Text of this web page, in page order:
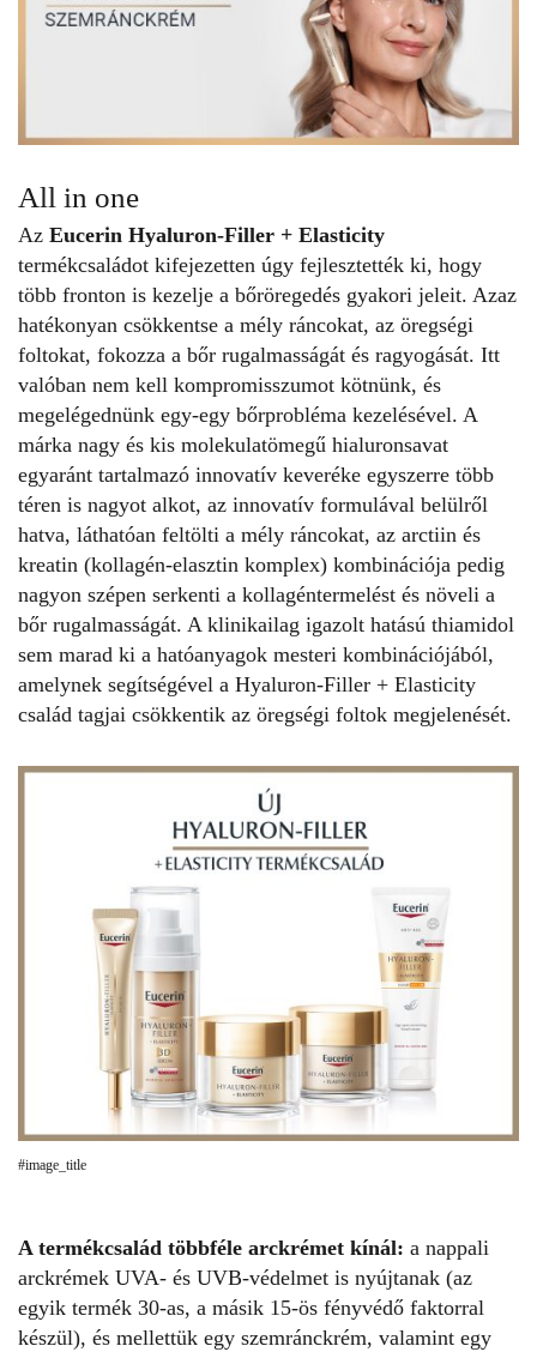
All in one
Az Eucerin Hyaluron-Filler + Elasticity
termékcsaládot kifejezetten úgy fejlesztették ki, hogy
több fronton is kezelje a bőröregedés gyakori jeleit. Azaz
hatékonyan csökkentse a mély ráncokat, az öregségi
foltokat, fokozza a bőr rugalmasságát és ragyogását. Itt
valóban nem kell kompromisszumot kötnünk, és
megelégednünk egy-egy bőrprobléma kezelésével. A
márka nagy és kis molekulatömegű hialuronsavat
egyaránt tartalmazó innovatív keveréke egyszerre több
téren is nagyot alkot, az innovatív formulával belülről
hatva, láthatóan feltölti a mély ráncokat, az arctiin és
kreatin (kollagén-elasztin komplex) kombinációja pedig
nagyon szépen serkenti a kollagéntermelést és növeli a
bőr rugalmasságát. A klinikailag igazolt hatású thiamidol
sem marad ki a hatóanyagok mesteri kombinációjából,
amelynek segítségével a Hyaluron-Filler + Elasticity
család tagjai csökkentik az öregségi foltok megjelenését.
#image_title
A termékcsalád többféle arckrémet kínál: a nappali
arckrémek UVA- és UVB-védelmet is nyújtanak (az
egyik termék 30-as, a másik 15-ös fényvédő faktorral
készül), és mellettük egy szemránckrém, valamint egy